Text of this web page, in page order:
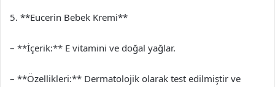
5. **Eucerin Bebek Kremi**
– **İçerik:** E vitamini ve doğal yağlar.
– **Özellikleri:** Dermatolojik olarak test edilmiştir ve